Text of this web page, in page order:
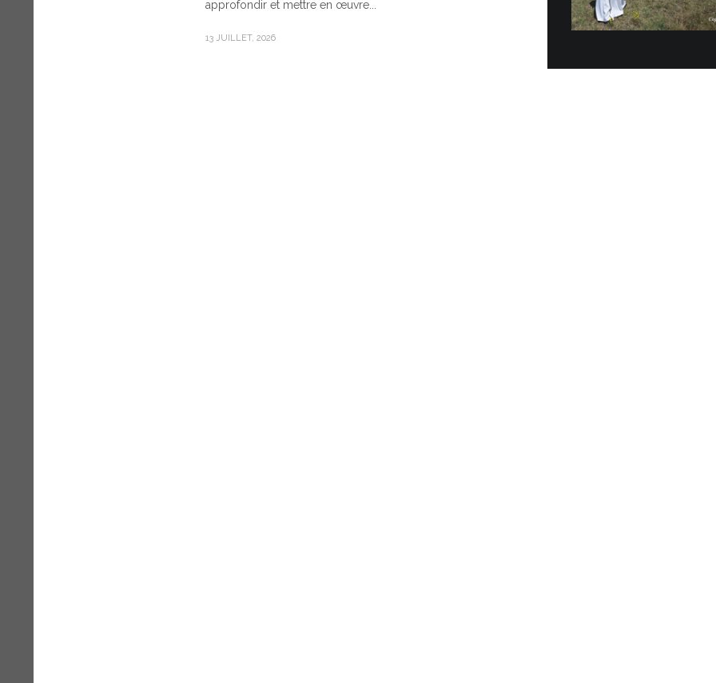
approfondir et mettre en œuvre...
13 JUILLET, 2026
Topo…
POUR
Vingt